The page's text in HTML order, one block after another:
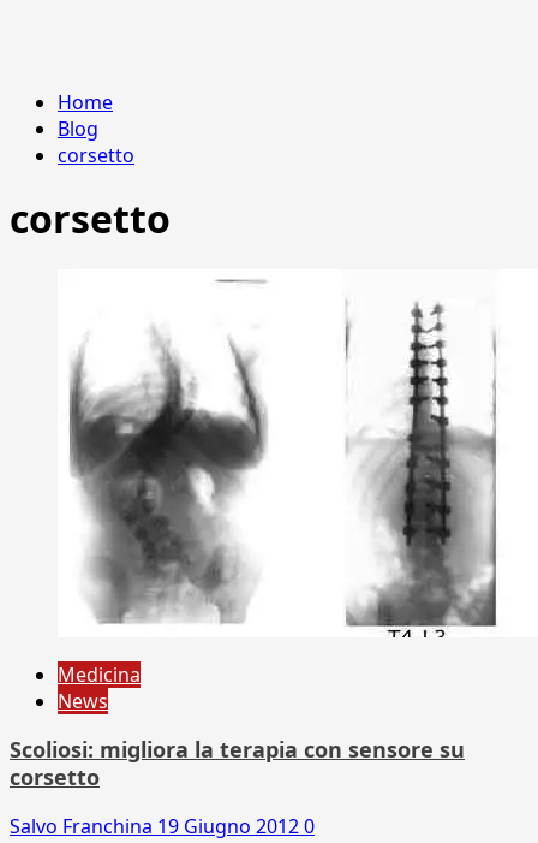
Home
Blog
corsetto
corsetto
Medicina
News
Scoliosi: migliora la terapia con sensore su
corsetto
Salvo Franchina 19 Giugno 20120